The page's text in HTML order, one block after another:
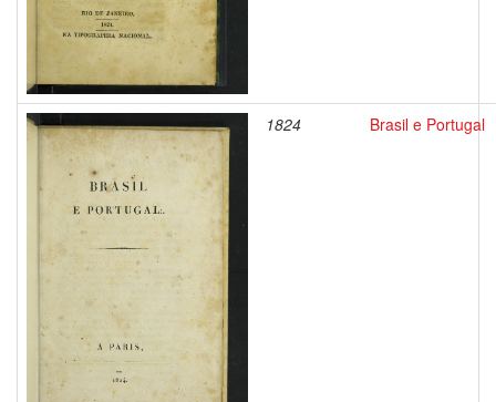
1824 Brasil e Portugal